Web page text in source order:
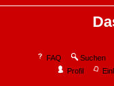
FAQ Suchen
Profil